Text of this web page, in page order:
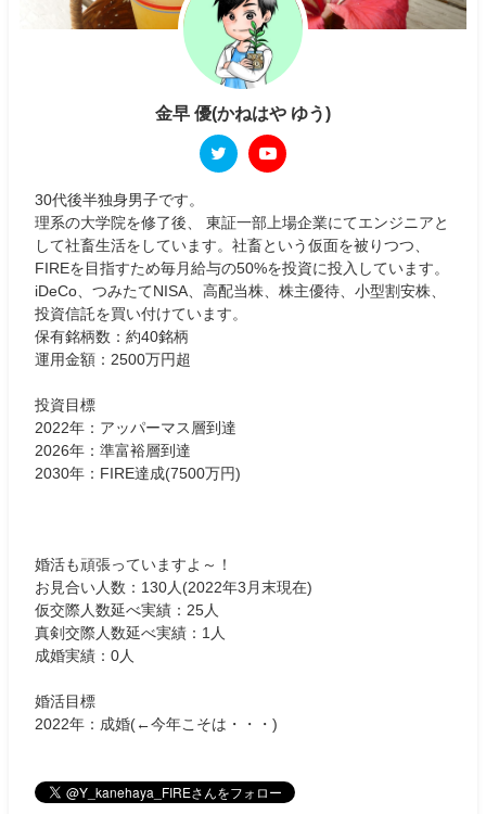
金早 優(かねはや ゆう)
30代後半独身男子です。
理系の大学院を修了後、 東証一部上場企業にてエンジニアと
して社畜生活をしています。社畜という仮面を被りつつ、
FIREを目指すため毎月給与の50%を投資に投入しています。
iDeCo、つみたてNISA、高配当株、株主優待、小型割安株、
投資信託を買い付けています。
保有銘柄数：約40銘柄
運用金額：2500万円超
投資目標
2022年：アッパーマス層到達
2026年：準富裕層到達
2030年：FIRE達成(7500万円)
婚活も頑張っていますよ～！
お見合い人数：130人(2022年3月末現在)
仮交際人数延べ実績：25人
真剣交際人数延べ実績：1人
成婚実績：0人
婚活目標
2022年：成婚(←今年こそは・・・)